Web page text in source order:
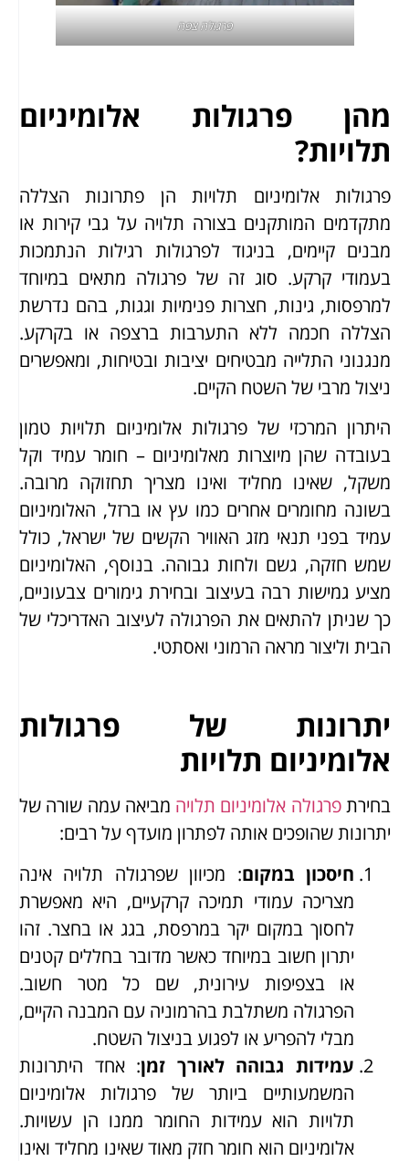
פרגולה צפה
מהן פרגולות אלומיניום
תלויות?
פרגולות אלומיניום תלויות הן פתרונות הצללה
מתקדמים המותקנים בצורה תלויה על גבי קירות או
מבנים קיימים, בניגוד לפרגולות רגילות הנתמכות
בעמודי קרקע. סוג זה של פרגולה מתאים במיוחד
למרפסות, גינות, חצרות פנימיות וגגות, בהם נדרשת
הצללה חכמה ללא התערבות ברצפה או בקרקע.
מנגנוני התלייה מבטיחים יציבות ובטיחות, ומאפשרים
ניצול מרבי של השטח הקיים.
היתרון המרכזי של פרגולות אלומיניום תלויות טמון
בעובדה שהן מיוצרות מאלומיניום – חומר עמיד וקל
משקל, שאינו מחליד ואינו מצריך תחזוקה מרובה.
בשונה מחומרים אחרים כמו עץ או ברזל, האלומיניום
עמיד בפני תנאי מזג האוויר הקשים של ישראל, כולל
שמש חזקה, גשם ולחות גבוהה. בנוסף, האלומיניום
מציע גמישות רבה בעיצוב ובחירת גימורים צבעוניים,
כך שניתן להתאים את הפרגולה לעיצוב האדריכלי של
הבית וליצור מראה הרמוני ואסתטי.
יתרונות של פרגולות
אלומיניום תלויות
בחירתפרגולה אלומיניום תלויה מביאה עמה שורה של
יתרונות שהופכים אותה לפתרון מועדף על רבים:
חיסכון במקום: מכיוון שפרגולה תלויה אינה
מצריכה עמודי תמיכה קרקעיים, היא מאפשרת
לחסוך במקום יקר במרפסת, בגג או בחצר. זהו
יתרון חשוב במיוחד כאשר מדובר בחללים קטנים
או בצפיפות עירונית, שם כל מטר חשוב.
הפרגולה משתלבת בהרמוניה עם המבנה הקיים,
מבלי להפריע או לפגוע בניצול השטח.
עמידות גבוהה לאורך זמן: אחד היתרונות
המשמעותיים ביותר של פרגולות אלומיניום
תלויות הוא עמידות החומר ממנו הן עשויות.
אלומיניום הוא חומר חזק מאוד שאינו מחליד ואינו